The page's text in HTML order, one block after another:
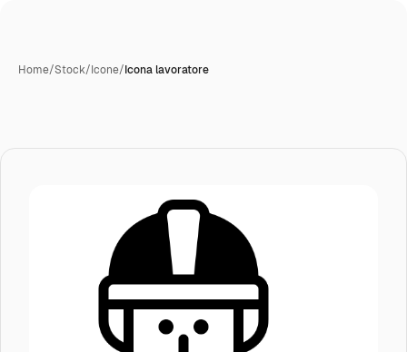
Home/Stock/Icone/Icona lavoratore